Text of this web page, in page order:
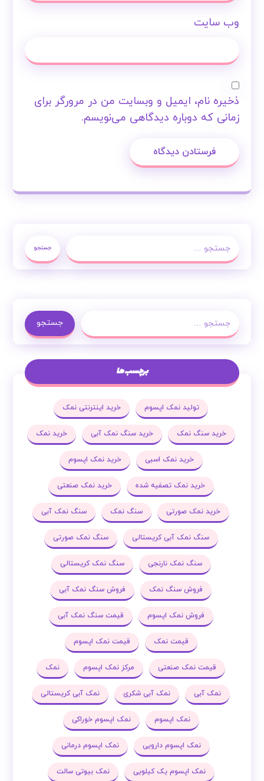
وب‌ سایت
ذخیره نام، ایمیل و وبسایت من در مرورگر برای
زمانی که دوباره دیدگاهی می‌نویسم.
فرستادن دیدگاه
جستجو
جستجو
برچسب ها
تولید نمک اپسوم خرید اینترنتی نمک
خرید سنگ نمک خرید سنگ نمک آبی خرید نمک
خرید نمک اسبی خرید نمک اپسوم
خرید نمک تصفیه شده خرید نمک صنعتی
خرید نمک صورتی سنگ نمک سنگ نمک آبی
سنگ نمک آبی کریستالی سنگ نمک صورتی
سنگ نمک نارنجی سنگ نمک کریستالی
فروش سنگ نمک فروش سنگ نمک آبی
فروش نمک اپسوم قیمت سنگ نمک آبی
قیمت نمک قیمت نمک اپسوم
قیمت نمک صنعتی مرکز نمک اپسوم نمک
نمک آبی نمک آبی شکری نمک آبی کریستالی
نمک اپسوم نمک اپسوم خوراکی
نمک اپسوم دارویی نمک اپسوم درمانی
نمک اپسوم یک کیلویی نمک بیوتی سالت